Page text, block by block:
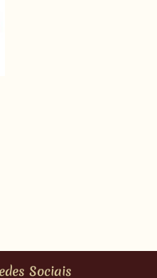
Sociais